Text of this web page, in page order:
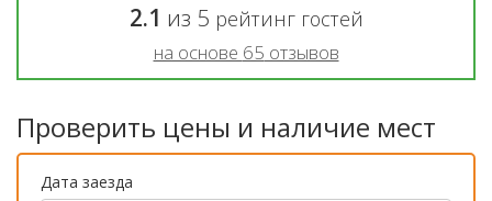
2.1 из 5 рейтинг гостей
на основе 65 отзывов
Проверить цены и наличие мест
Дата заезда